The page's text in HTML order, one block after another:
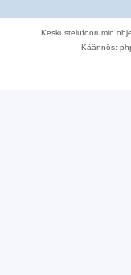
Keskustelufoorumin
Käännös: